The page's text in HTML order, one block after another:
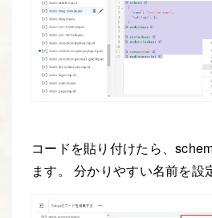
コードを貼り付けたら、
ます。 分かりやすい名前を設